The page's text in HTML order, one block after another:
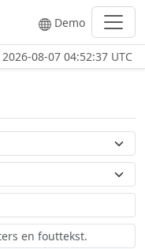
Demo
2026-08-07 04:52:37 UTC